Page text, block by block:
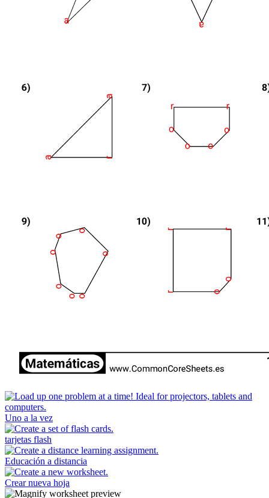
Uno a la vez
tarjetas flash
Educación a distancia
Crear nueva hoja